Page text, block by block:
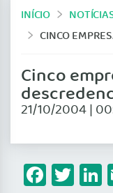
INÍCIO
CINCO EMPRESAS SOFRERÃO
Cinco
21/10/2004 |